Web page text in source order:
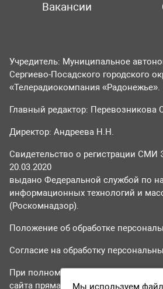
Вакансии
Учредитель: Муниципальное
Сергиево-Посадского городского
«Телерадиокомпания «Радонежье».
Главный редактор: Перевозникова
Директор: Андреева Н.Н.
Свидетельство о регистрации
20.03.2020
выдано Федеральной службой по
информационных технологий и
(Роскомнадзор).
Положение об обработке
Согласие на обработку
При полном или частичном
сайта прямая гиперссылка на
Мы используем